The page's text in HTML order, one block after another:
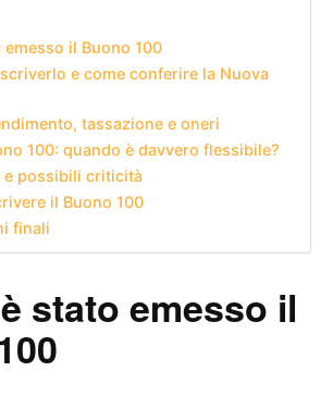
emesso il Buono 100
e come conferire la Nuova
tassazione e oneri
100: quando è davvero flessibile?
e possibili criticità
il Buono 100
finali
stato emesso il